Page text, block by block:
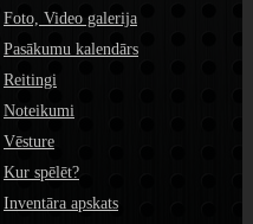
Foto, Video galerija
Pasākumu kalendārs
Reitingi
Noteikumi
Vēsture
Kur spēlēt?
Inventāra apskats